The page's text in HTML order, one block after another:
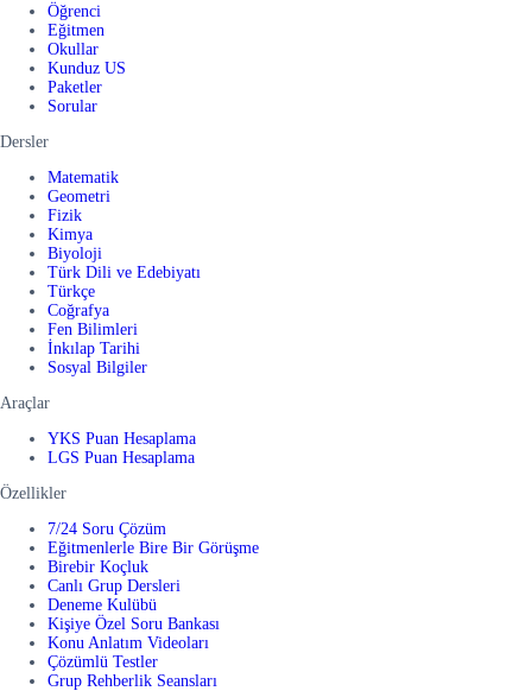
Öğrenci
Eğitmen
Okullar
Kunduz US
Paketler
Sorular
Dersler
Matematik
Geometri
Fizik
Kimya
Biyoloji
Türk Dili ve Edebiyatı
Türkçe
Coğrafya
Fen Bilimleri
İnkılap Tarihi
Sosyal Bilgiler
Araçlar
YKS Puan Hesaplama
LGS Puan Hesaplama
Özellikler
7/24 Soru Çözüm
Eğitmenlerle Bire Bir Görüşme
Birebir Koçluk
Canlı Grup Dersleri
Deneme Kulübü
Kişiye Özel Soru Bankası
Konu Anlatım Videoları
Çözümlü Testler
Grup Rehberlik Seansları